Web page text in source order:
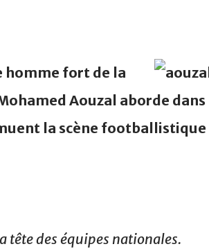
homme fort de la
Aouzal aborde dans
la scène footballistique
tête des équipes nationales.